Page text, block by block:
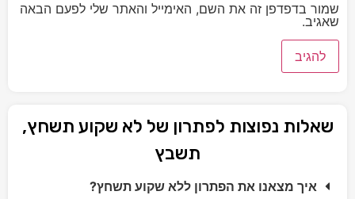
שמור בדפדפן זה את השם, האימייל והאתר שלי לפעם הבאה
שאגיב.
שאלות נפוצות לפתרון של לא שקוע תשחץ,
תשבץ
איך מצאנו את הפתרון ללא שקוע תשחץ?